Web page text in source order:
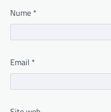
Nume *
Email *